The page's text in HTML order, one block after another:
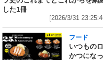
した1冊
[2026/3/31
フード
いつもの
かつにな